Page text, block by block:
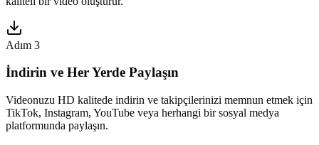
Adım 3
İndirin ve Her Yerde Paylaşın
Videonuzu HD kalitede indirin ve takipçilerinizi memnun etmek için
TikTok, Instagram, YouTube veya herhangi bir sosyal medya
platformunda paylaşın.